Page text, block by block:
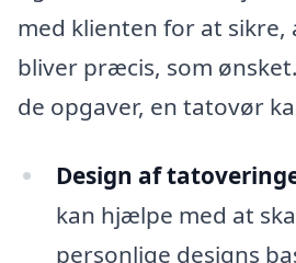
med klienten for at
bliver præcis, som
de opgaver, en tatovør
Design af
kan hjælpe med at
personlige designs